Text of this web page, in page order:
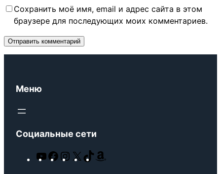
Сохранить моё имя, email и адрес сайта в этом
браузере для последующих моих комментариев.
Меню
Социальные сети
Y
F
X
T